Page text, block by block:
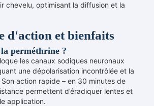
chevelu, optimisant la diffusion et la
d'action et bienfaits
perméthrine ?
les canaux sodiques neuronaux
une dépolarisation incontrôlée et la
Son action rapide – en 30 minutes de
permettent d’éradiquer lentes et
application.